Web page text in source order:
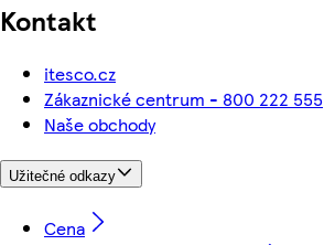
Kontakt
itesco.cz
Zákaznické centrum - 800 222 555
Naše obchody
Užitečné odkazy
Cena